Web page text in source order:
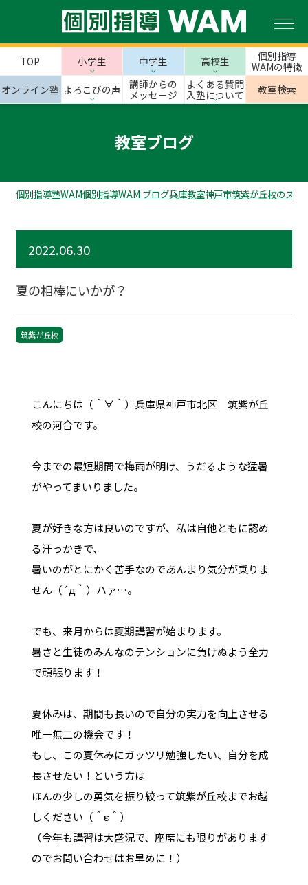
TOP 小学生 中学生 高校生
個別指導
WAMの特徴
オンライン塾 よろこびの声
講師からの
メッセージ
よくある質問
入塾について
教室検索
教室ブログ
個別指導塾WAM個別指導WAM ブログ兵庫教室神戸市筑紫が丘校のスタ
2022.06.30
夏の相棒にいかが？
筑紫が丘校
こんにちは（＾∀＾）兵庫県神戸市北区 筑紫が丘
校の河合です。
今までの最短期間で梅雨が明け、うだるような猛暑
がやってまいりました。
夏が好きな方は良いのですが、私は自他ともに認め
る汗っかきで、
暑いのがとにかく苦手なのであんまり気分が乗りま
せん（´д｀）ハァ…。
でも、来月からは夏期講習が始まります。
暑さと生徒のみんなのテンションに負けぬよう全力
で頑張ります！
夏休みは、期間も長いので自分の実力を向上させる
唯一無二の機会です！
もし、この夏休みにガッツリ勉強したい、自分を成
長させたい！という方は
ほんの少しの勇気を振り絞って筑紫が丘校までお越
しください（＾ε＾）
（今年も講習は大盛況で、座席にも限りがあります
のでお問い合わせはお早めに！）